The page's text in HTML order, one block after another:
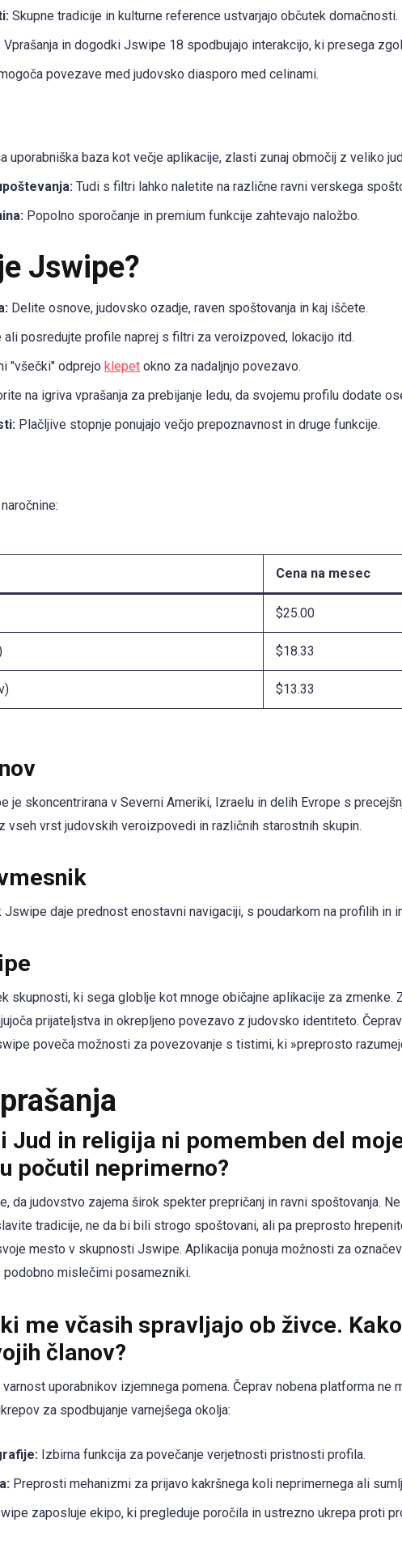
Skupne tradicije in kulturne reference ustvarjajo občutek domačnosti.
Vprašanja in dogodki Jswipe 18 spodbujajo interakcijo, ki presega
povezave med judovsko diasporo med celinami.
uporabniška baza kot večje aplikacije, zlasti zunaj območij z veliko
Tudi s filtri lahko naletite na različne ravni verskega
Popolno sporočanje in premium funkcije zahtevajo naložbo.
Jswipe?
Delite osnove, judovsko ozadje, raven spoštovanja in kaj iščete.
ali posredujte profile naprej s filtri za veroizpoved, lokacijo itd.
"všečki" odprejo klepet okno za nadaljnjo povezavo.
na igriva vprašanja za prebijanje ledu, da svojemu profilu dodate
Plačljive stopnje ponujajo večjo prepoznavnost in druge funkcije.
Cena na mesec
$25.00
$18.33
$13.33
je skoncentrirana v Severni Ameriki, Izraelu in delih Evrope s
vseh vrst judovskih veroizpovedi in različnih starostnih skupin.
daje prednost enostavni navigaciji, s poudarkom na profilih in
skupnosti, ki sega globlje kot mnoge običajne aplikacije za zmenke.
prijateljstva in okrepljeno povezavo z judovsko identiteto.
poveča možnosti za povezovanje s tistimi, ki »preprosto
Jud in religija ni pomemben del
počutil neprimerno?
da judovstvo zajema širok spekter prepričanj in ravni spoštovanja.
tradicije, ne da bi bili strogo spoštovani, ali pa preprosto
mesto v skupnosti Jswipe. Aplikacija ponuja možnosti za
podobno mislečimi posamezniki.
me včasih spravljajo ob živce.
članov?
uporabnikov izjemnega pomena. Čeprav nobena platforma ne
za spodbujanje varnejšega okolja:
Izbirna funkcija za povečanje verjetnosti pristnosti profila.
Preprosti mehanizmi za prijavo kakršnega koli neprimernega ali
zaposluje ekipo, ki pregleduje poročila in ustrezno ukrepa proti